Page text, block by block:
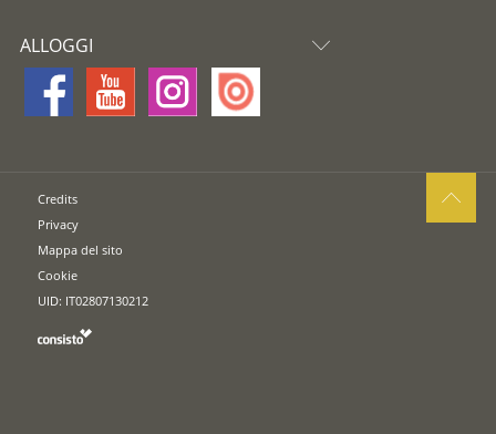
ALLOGGI
Credits
Privacy
Mappa del sito
Cookie
UID: IT02807130212